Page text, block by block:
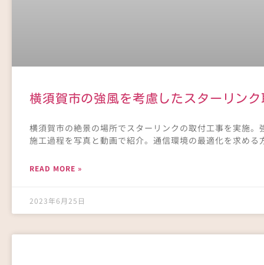
横須賀市の強風を考慮したスターリン
横須賀市の絶景の場所でスターリンクの取付工事を実施
施工過程を写真と動画で紹介。通信環境の最適化を求め
READ MORE »
2023年6月25日